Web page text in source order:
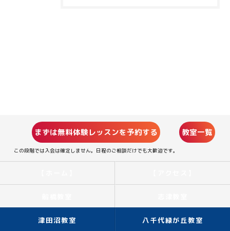
まずは無料体験レッスンを予約する
この段階では入会は確定しません。日程のご相談だけでも大歓迎です。
教室一覧
津田沼教室 八千代緑が丘教室